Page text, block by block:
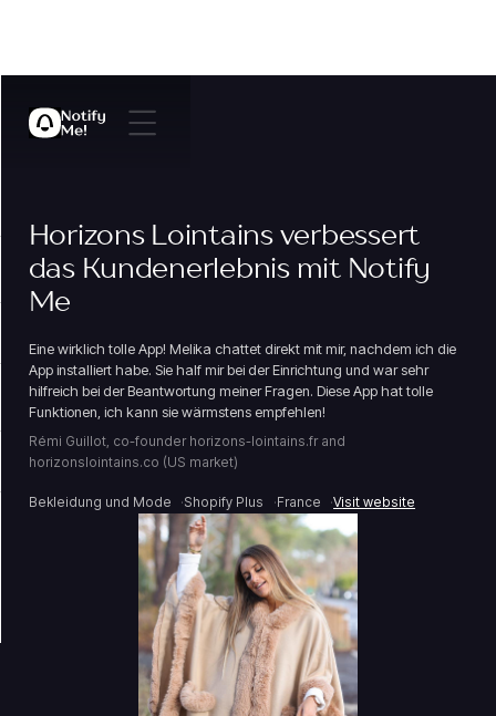
Horizons Lointains verbessert
das Kundenerlebnis mit Notify
Me
Eine wirklich tolle App! Melika chattet direkt mit mir, nachdem ich die
App installiert habe. Sie half mir bei der Einrichtung und war sehr
hilfreich bei der Beantwortung meiner Fragen. Diese App hat tolle
Funktionen, ich kann sie wärmstens empfehlen!
Rémi Guillot, co-founder horizons-lointains.fr and
horizonslointains.co (US market)
Bekleidung und Mode Shopify Plus France Visit website